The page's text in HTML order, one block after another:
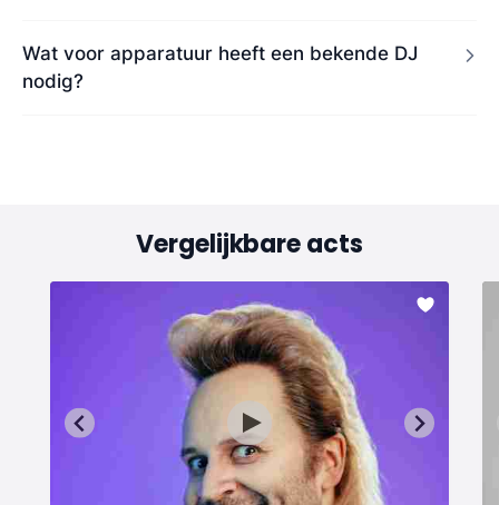
Wat voor apparatuur heeft een bekende DJ
nodig?
Vergelijkbare acts